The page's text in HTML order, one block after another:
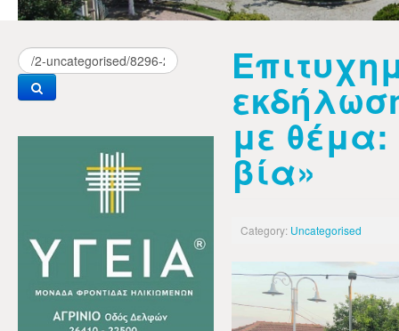
με
βία»
Category: Uncategorised